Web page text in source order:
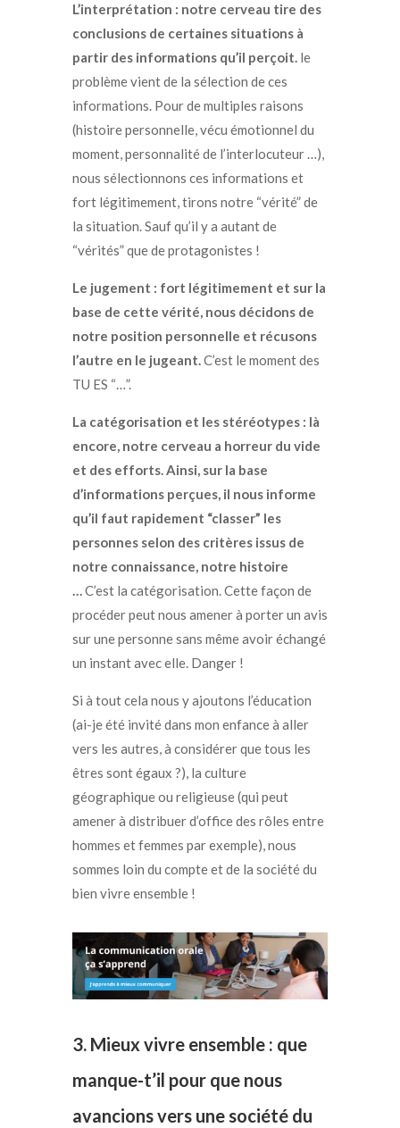
L’interprétation : notre cerveau tire des
conclusions de certaines situations à
partir des informations qu’il perçoit.le
problème vient de la sélection de ces
informations. Pour de multiples raisons
(histoire personnelle, vécu émotionnel du
moment, personnalité de l’interlocuteur …),
nous sélectionnons ces informations et
fort légitimement, tirons notre “vérité” de
la situation. Sauf qu’il y a autant de
“vérités” que de protagonistes !
Le jugement : fort légitimement et sur la
base de cette vérité, nous décidons de
notre position personnelle et récusons
l’autre en le jugeant.C’est le moment des
TU ES “…”.
La catégorisation et les stéréotypes: là
encore, notre cerveau a horreur du vide
et des efforts. Ainsi, sur la base
d’informations perçues, il nous informe
qu’il faut rapidement “classer” les
personnes selon des critères issus de
notre connaissance, notre histoire
…C’est la catégorisation. Cette façon de
procéder peut nous amener à porter un avis
sur une personne sans même avoir échangé
un instant avec elle. Danger !
Si à tout cela nous y ajoutons l’éducation
(ai-je été invité dans mon enfance à aller
vers les autres, à considérer que tous les
êtres sont égaux ?), la culture
géographique ou religieuse (qui peut
amener à distribuer d’office des rôles entre
hommes et femmes par exemple), nous
sommes loin du compte et de la société du
bien vivre ensemble !
3. Mieux vivre ensemble : que
manque-t’il pour que nous
avancions vers une société du